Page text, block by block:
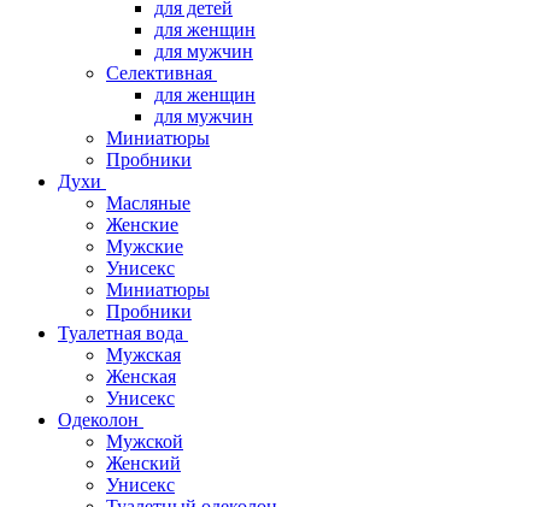
для детей
для женщин
для мужчин
Селективная
для женщин
для мужчин
Миниатюры
Пробники
Духи
Масляные
Женские
Мужские
Унисекс
Миниатюры
Пробники
Туалетная вода
Мужская
Женская
Унисекс
Одеколон
Мужской
Женский
Унисекс